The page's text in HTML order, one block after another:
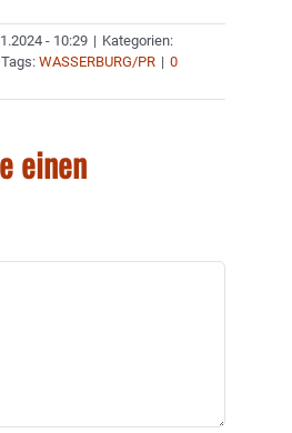
- 10:29 | Kategorien:
Tags: WASSERBURG/PR | 0
einen